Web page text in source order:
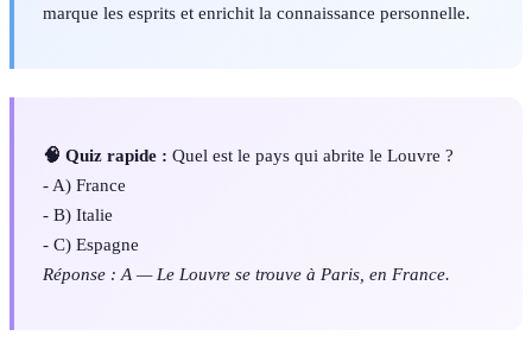
marque les esprits et enrichit la connaissance personnelle.
🧠 Quiz rapide : Quel est le pays qui abrite le Louvre ?
- A) France
- B) Italie
- C) Espagne
Réponse : A — Le Louvre se trouve à Paris, en France.